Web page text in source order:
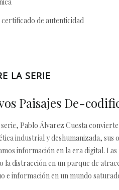
de autenticidad
LA SERIE
Paisajes De-
serie, Pablo Álvarez Cuesta
industrial y deshumanizada,
información en la era digital.
la distracción en un parque de
e información en un mundo